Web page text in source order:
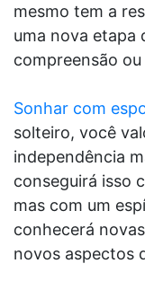
mesmo tem a
uma nova etapa
compreensão
Sonhar com
solteiro, você
independência
conseguirá isso
mas com um
conhecerá
novos aspectos